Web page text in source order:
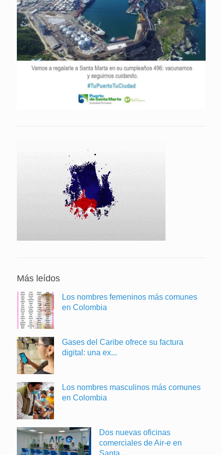
Más leídos
Los nombres femeninos más comunes
en Colombia
Gases del Caribe ofrece su factura
digital: una ex...
Los nombres masculinos más comunes
en Colombia
Dos nuevas oficinas
comerciales de Air-e en